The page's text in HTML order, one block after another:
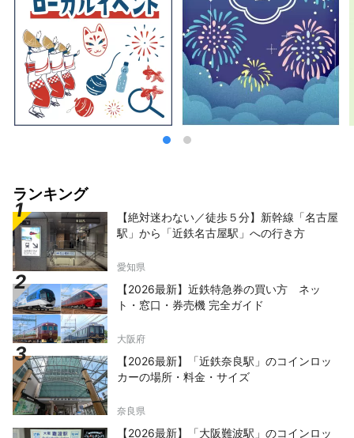
トのWebサイト( https://l-tike.com/ )でご予
約できます。 予約後のチケットは日
本国内のコンビニエンスストア「ローソン」で
24時間お引き取りが可能です。 詳し
い購入方法はガイドページ( https://l-
tike.com/guide/en/ )よりご確認ください。
【Q】ローソンチケットは多言語対応してい
る？ ∟【A】英語・簡体字・繁体字・韓国語
に対応しております
ランキング
【絶対迷わない／徒歩５分】新幹線「名古屋
駅」から「近鉄名古屋駅」への行き方
愛知県
【2026最新】近鉄特急券の買い方 ネッ
ト・窓口・券売機 完全ガイド
大阪府
【2026最新】「近鉄奈良駅」のコインロッ
カーの場所・料金・サイズ
奈良県
【2026最新】「大阪難波駅」のコインロッ